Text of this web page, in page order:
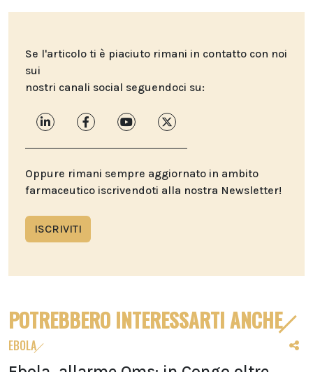
Se l'articolo ti è piaciuto rimani in contatto con noi
sui
nostri canali social seguendoci su:
Oppure rimani sempre aggiornato in ambito
farmaceutico iscrivendoti alla nostra Newsletter!
ISCRIVITI
POTREBBERO INTERESSARTI ANCHE
EBOLA